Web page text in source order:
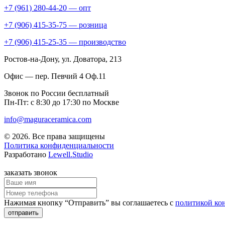
+7 (961) 280-44-20 — опт
+7 (906) 415-35-75 — розница
+7 (906) 415-25-35 — производство
Ростов-на-Дону, ул. Доватора, 213
Офис — пер. Певчий 4 Оф.11
Звонок по России бесплатный
Пн-Пт: с 8:30 до 17:30 по Москве
info@maguraceramica.com
© 2026. Все права защищены
Политика конфиденциальности
Разработано Lewell.Studio
заказать звонок
Нажимая кнопку “Отправить” вы соглашаетесь с политикой
отправить